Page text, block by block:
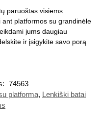
paruoštas visiems
platformos su grandinėle
jums daugiau
ir įsigykite savo porą
74563
platforma, Lenkiški batai